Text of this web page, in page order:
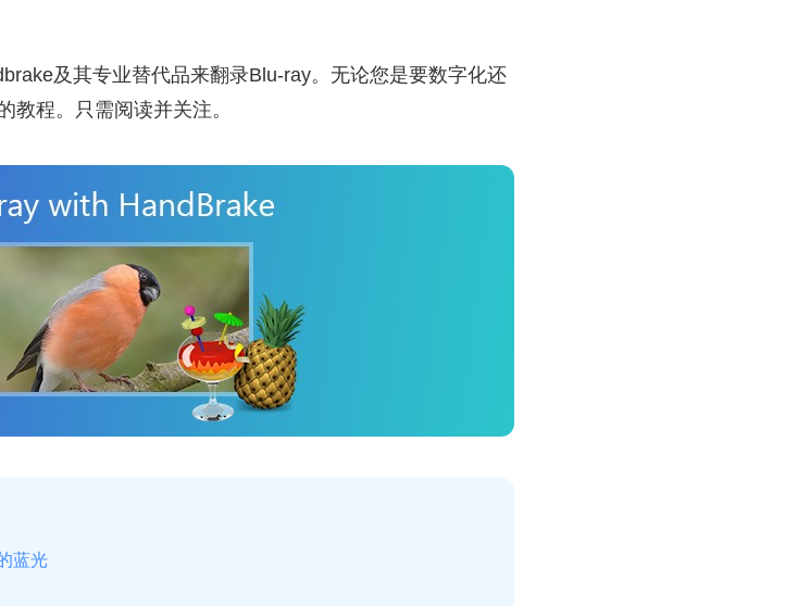
及其专业替代品来翻录Blu-ray。无论您是要数字化还
教程。只需阅读并关注。
蓝光